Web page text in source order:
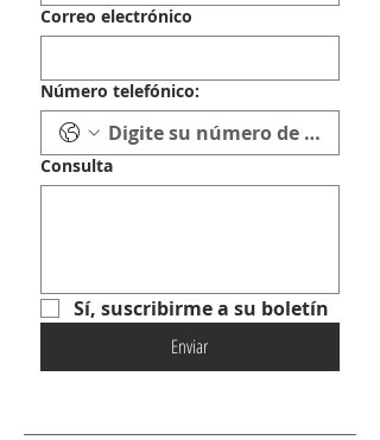
Correo electrónico
Número telefónico:
Consulta
Sí, suscribirme a su boletín
Enviar